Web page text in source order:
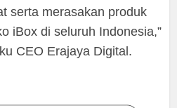
serta merasakan produk
iBox di seluruh Indonesia,”
CEO Erajaya Digital.